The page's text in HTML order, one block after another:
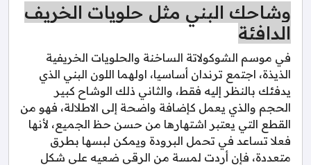
وشاحك البني مثل حلويات الخريف
الدافئة
في موسم الشوكولاتة الساخنة والحلويات الخريفية
الذيذة، اجتمع ترندان أساسيا، اولهما اللون البني الذي
يدفئك بالنظر إليه فقط، والثاني ذلك الوشاح كبير
الحجم والذي يعمل كإضافة واضحة إلى الاطلالة، فهو من
القطع التي يعتبر اشتهارها من حسن حظ الجميع، لأنها
فعلا تساعد في تحمل البرودة ويمكن لبسها بطرق
متعددة، فإن أردت لمسة من الرقي ضعيه على شكل